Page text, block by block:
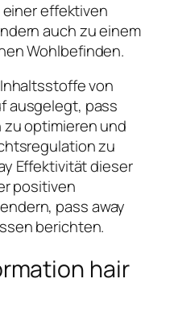
effektiven
auch zu einem
Wohlbefinden.
von
ausgelegt, pass
optimieren und
zu
Effektivität dieser
positiven
pass away
berichten.
hair